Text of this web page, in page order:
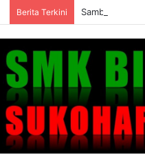
Berita Terkini Sambutan